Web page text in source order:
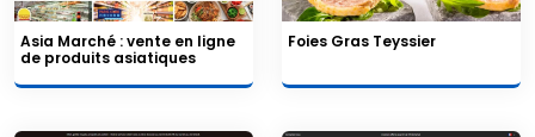
Asia Marché : vente en ligne
de produits asiatiques
Foies Gras Teyssier